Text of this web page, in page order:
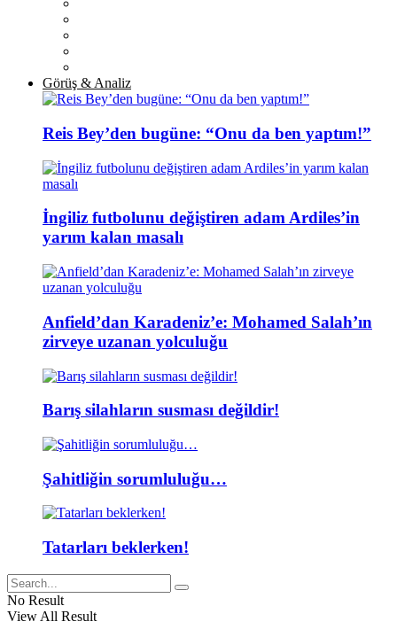
Görüş & Analiz
Reis Bey’den bugüne: “Onu da ben yaptım!”
İngiliz futbolunu değiştiren adam Ardiles’in
yarım kalan masalı
Anfield’dan Karadeniz’e: Mohamed Salah’ın
zirveye uzanan yolculuğu
Barış silahların susması değildir!
Şahitliğin sorumluluğu…
Tatarları beklerken!
No Result
View All Result